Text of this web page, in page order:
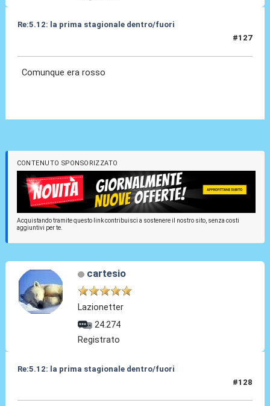
Re:5.12: la prima stagionale dentro/fuori
#127
Comunque era rosso
CONTENUTO SPONSORIZZATO
Acquistando tramite questo link contribuisci a sostenere il nostro sito, senza costi
aggiuntivi per te.
cartesio
Lazionetter
24.274
Registrato
Re:5.12: la prima stagionale dentro/fuori
#128